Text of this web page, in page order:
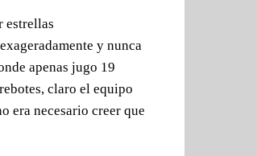
estrellas
y nunca
apenas jugo 19
claro el equipo
era necesario creer que